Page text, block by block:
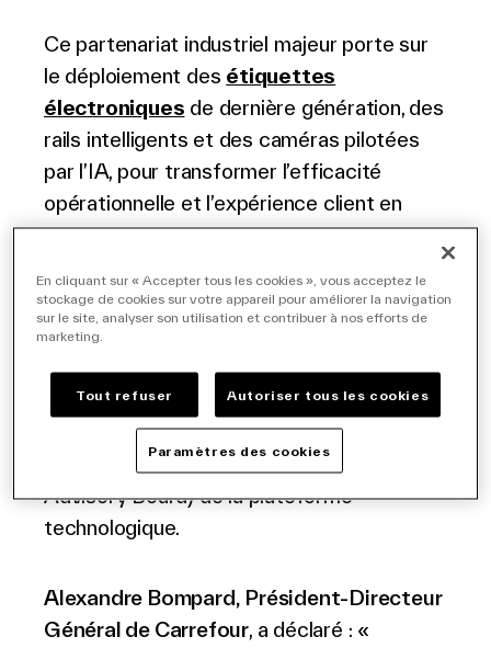
Ce partenariat industriel majeur porte sur
le déploiement des étiquettes
électroniques de dernière génération, des
rails intelligents et des caméras pilotées
par l’IA, pour transformer l’efficacité
opérationnelle et l’expérience client en
magasin.
Après un premier déploiement massif aux
États-Unis avec Walmart, Vusion et
Carrefour scellent une alliance
technologique majeure pour l’Europe. Dans
ce cadre, Carrefour rejoint le Conseil
Consultatif Stratégique (International
Advisory Board) de la plateforme
technologique.
Alexandre Bompard, Président-Directeur
Général de Carrefour, a déclaré : «
En cliquant sur « Accepter tous les cookies », vous acceptez le
stockage de cookies sur votre appareil pour améliorer la navigation
sur le site, analyser son utilisation et contribuer à nos efforts de
marketing.
Tout refuser Autoriser tous les cookies
Paramètres des cookies